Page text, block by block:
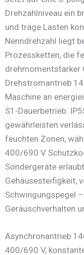
Drehzahlniveau ein
und träge Lasten
Nenndrehzahl liegt
Prozessketten, die
drehmomentstarker
Drehstromantrieb
Maschine an
S1-Dauerbetrieb.
gewährleisten
feuchten Zonen,
400/690 V
Sondergeräte
Gehäusesteifigkeit,
Schwingungspegel
Geräuschverhalten
Asynchronantrieb
400/690 V,